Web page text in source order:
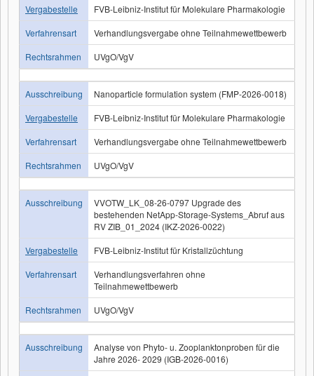
Vergabestelle
FVB-Leibniz-Institut für Molekulare Pharmakologie
Verfahrensart
Verhandlungsvergabe ohne Teilnahmewettbewerb
Rechtsrahmen
UVgO/VgV
Ausschreibung
Nanoparticle formulation system (FMP-2026-0018)
Vergabestelle
FVB-Leibniz-Institut für Molekulare Pharmakologie
Verfahrensart
Verhandlungsvergabe ohne Teilnahmewettbewerb
Rechtsrahmen
UVgO/VgV
Ausschreibung
VVOTW_LK_08-26-0797 Upgrade des
bestehenden NetApp-Storage-Systems_Abruf aus
RV ZIB_01_2024 (IKZ-2026-0022)
Vergabestelle
FVB-Leibniz-Institut für Kristallzüchtung
Verfahrensart
Verhandlungsverfahren ohne
Teilnahmewettbewerb
Rechtsrahmen
UVgO/VgV
Ausschreibung
Analyse von Phyto- u. Zooplanktonproben für die
Jahre 2026- 2029 (IGB-2026-0016)